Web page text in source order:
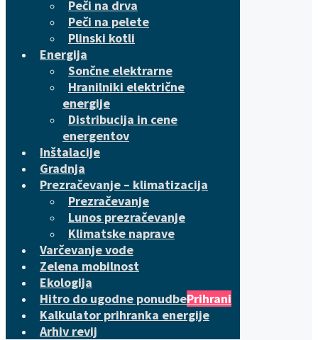
Peči na drva
Peči na pelete
Plinski kotli
Energija
Sončne elektrarne
Hranilniki električne
energije
Distribucija in cene
energentov
Inštalacije
Gradnja
Prezračevanje – klimatizacija
Prezračevanje
Lunos prezračevanje
Klimatske naprave
Varčevanje vode
Zelena mobilnost
Ekologija
Hitro do ugodne ponudbePrihrani
Kalkulator prihranka energije
Arhiv revij